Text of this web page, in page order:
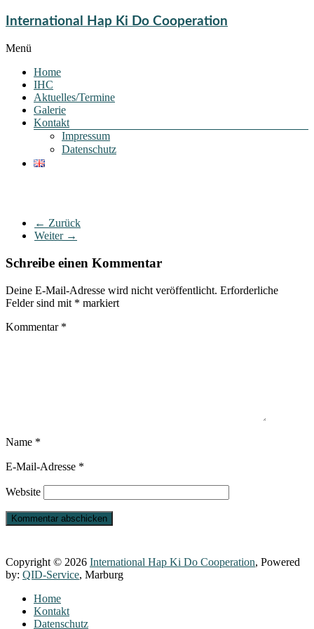
International Hap Ki Do Cooperation
Menü
Home
IHC
Aktuelles/Termine
Galerie
Kontakt
Impressum
Datenschutz
← Zurück
Weiter →
Schreibe einen Kommentar
Deine E-Mail-Adresse wird nicht veröffentlicht. Erforderliche
Felder sind mit * markiert
Kommentar *
Name *
E-Mail-Adresse *
Website
Copyright © 2026 International Hap Ki Do Cooperation, Powered
by: QID-Service, Marburg
Home
Kontakt
Datenschutz